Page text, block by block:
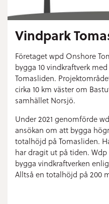
Vindpark
Företaget wpd Onshore
bygga 10 vindkraftverk
Tomasliden.
cirka 10 km väster om
samhället Norsjö.
Under 2021 genomförde
ansökan om att bygga
totalhöjd på Tomasliden.
har dragit ut på tiden.
bygga vindkraftverken
Alltså en totalhöjd på 200